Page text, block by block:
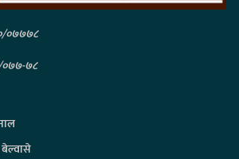
०७७७८
०७७-७८
बेल्वासे